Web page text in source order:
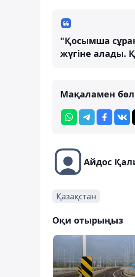
"Қосымша
жүгіне алады.
Мақаламен
Айдос
Қазақстан
Оқи отырыңыз